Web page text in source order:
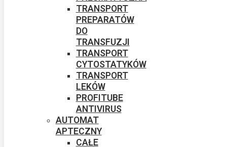
TRANSPORT
PREPARATÓW
DO
TRANSFUZJI
TRANSPORT
CYTOSTATYKÓW
TRANSPORT
LEKÓW
PROFITUBE
ANTIVIRUS
AUTOMAT
APTECZNY
CAŁE